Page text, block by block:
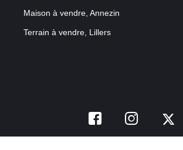
Maison à vendre, Annezin
Terrain à vendre, Lillers